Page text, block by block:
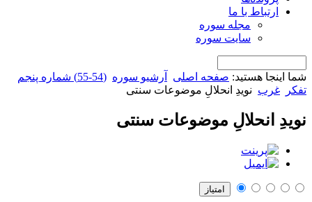
ارتباط با ما
مجله سوره
سایت سوره
شما اینجا هستید: صفحه اصلی آرشیو سوره (54-55) شماره پنجم
تفکر
غرب نویدِ انحلالِ موضوعات سنتی
نویدِ انحلالِ موضوعات سنتی